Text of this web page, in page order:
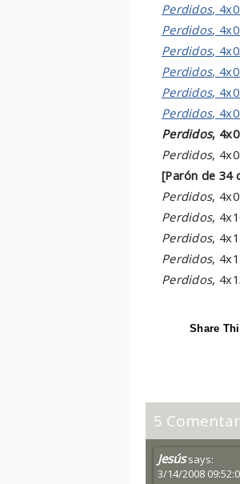
Perdidos,
Perdidos,
Perdidos,
Perdidos,
Perdidos,
Perdidos,
Perdidos,
Perdidos,
[Parón de 34
Perdidos,
Perdidos,
Perdidos,
Perdidos,
Perdidos,
Share
5
Jesús says:
3/14/2008